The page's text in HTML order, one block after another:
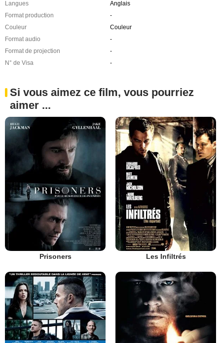
Langues
Anglais
Format production
-
Couleur
Couleur
Format audio
-
Format de projection
-
N° de Visa
-
Si vous aimez ce film, vous pourriez
aimer ...
Prisoners Les Infiltrés